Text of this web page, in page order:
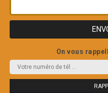
On vous